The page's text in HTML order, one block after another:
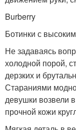
Burberry
Ботинки с
Не задаваясь
холодной порой,
дерзких и
Стараниями
девушки возвели
прочной кожи